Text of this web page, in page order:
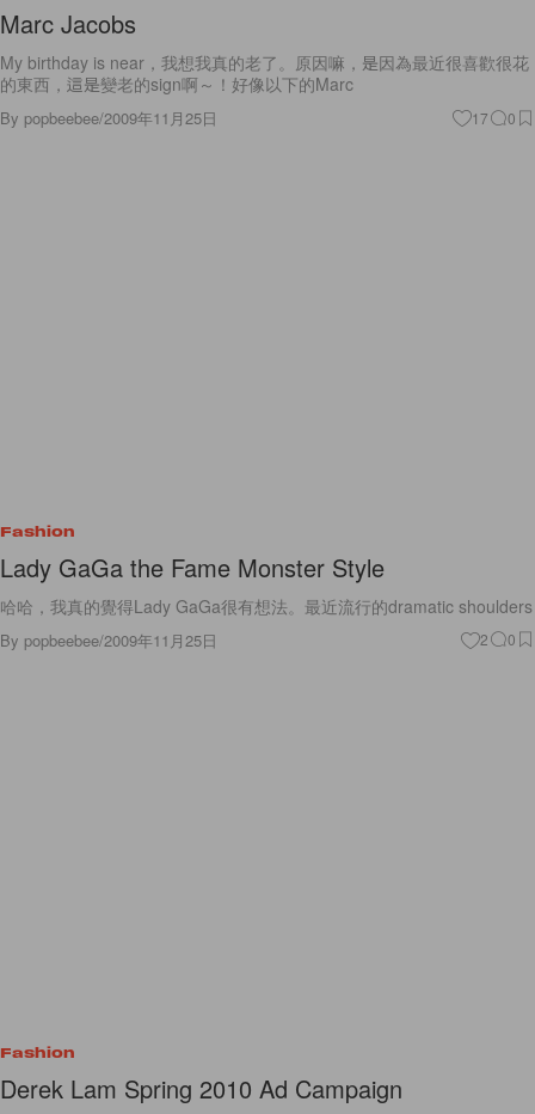
Marc Jacobs
My birthday is near，我想我真的老了。原因嘛，是因為最近很喜歡很花
的東西，這是變老的sign啊～！好像以下的Marc
By popbeebee/2009年11月25日 17 0
Fashion
Lady GaGa the Fame Monster Style
哈哈，我真的覺得Lady GaGa很有想法。最近流行的dramatic shoulders
By popbeebee/2009年11月25日 2 0
Fashion
Derek Lam Spring 2010 Ad Campaign